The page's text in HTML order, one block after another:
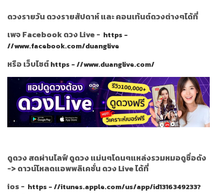
ดวงรายวัน ดวงรายสัปดาห์ และ คอนเท้นต์ดวงต่างๆได้ที่
เพจ Facebook ดวง Live - https -
//www.facebook.com/duanglive
หรือ เว็บไซต์https - //www.duanglive.com/
ดูดวง สดผ่านไลฟ์ ดูดวง แม่นๆโดนๆแหล่งรวมหมอดูชื่อดัง
-> ดาวน์โหลดแอพพลิเคชั่น ดวง Live ได้ที่
ios - https - //itunes.apple.com/us/app/id1316349233?